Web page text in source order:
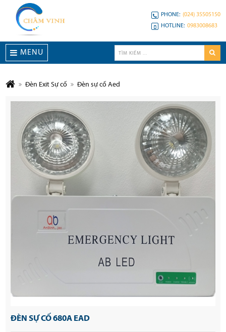
PHONE: (024) 35505150
HOTLINE: 0983008683
MENU
Đèn Exit Sự cố Đèn sự cố Aed
ĐÈN SỰ CỐ 680A EAD